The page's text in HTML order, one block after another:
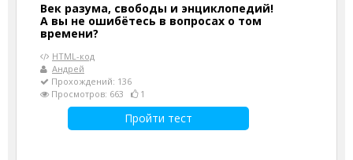
Век разума, свободы и энциклопедий!
А вы не ошибётесь в вопросах о том
времени?
HTML-код
Андрей
Прохождений: 136
Просмотров: 663
1
Пройти тест